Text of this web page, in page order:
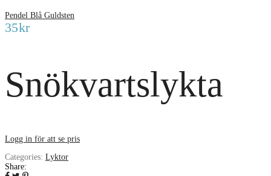
Pendel Blå Guldsten
35kr
Snökvartslykta
Logg in för att se pris
Categories: Lyktor
Share: